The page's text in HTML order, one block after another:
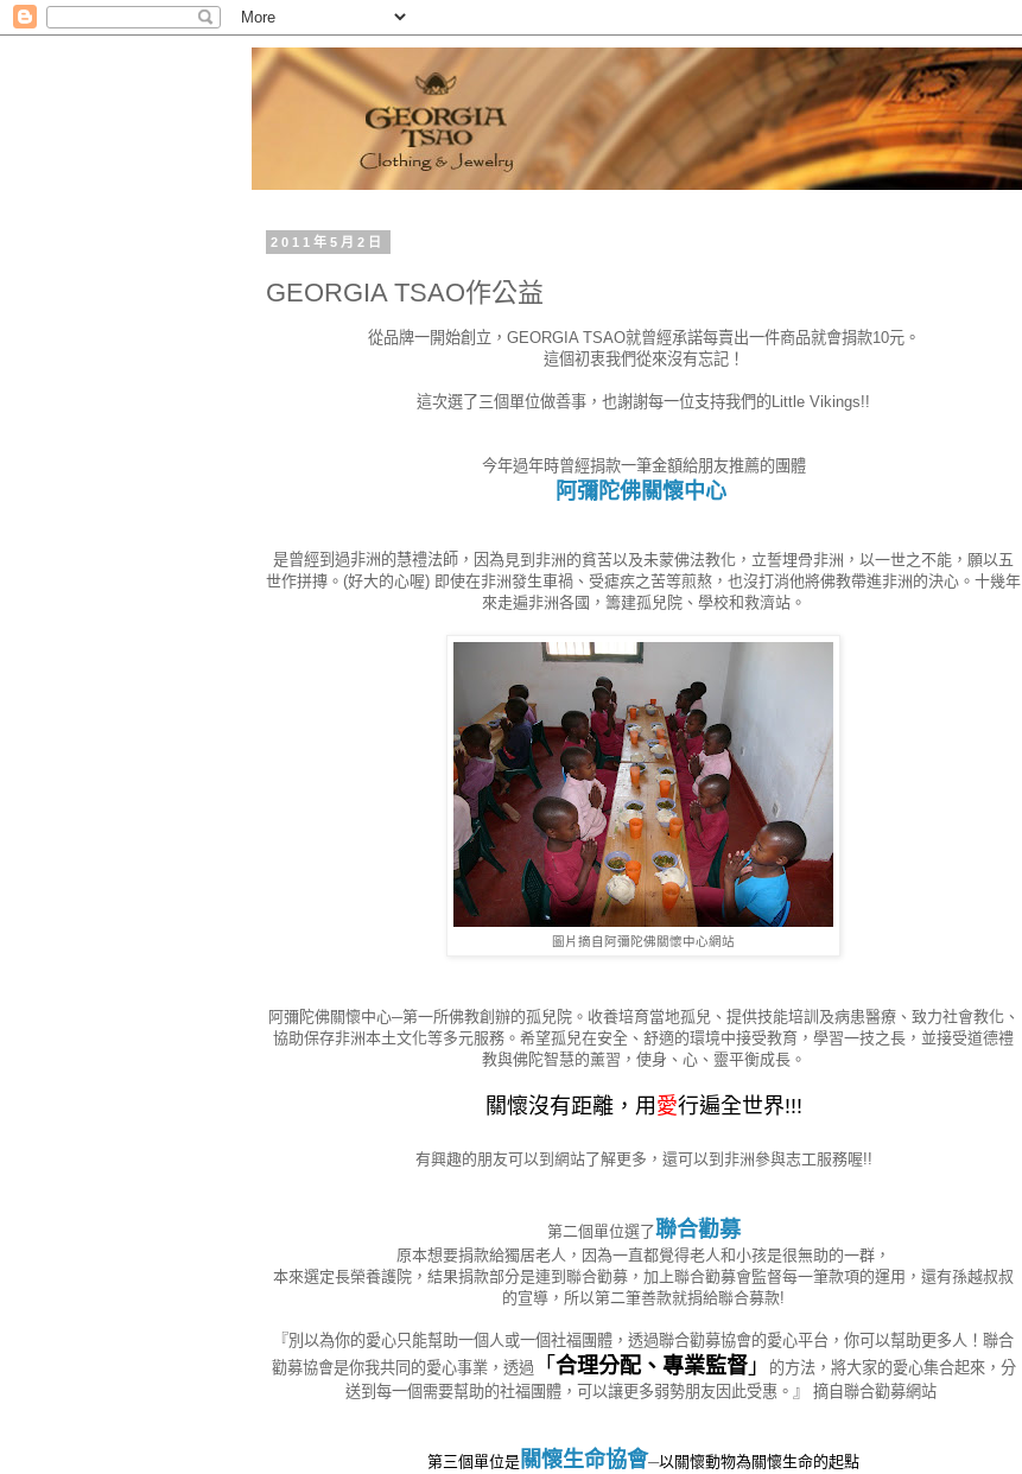
2011年5月2日
GEORGIA TSAO作公益
從品牌一開始創立，GEORGIA TSAO就曾經承諾每賣出一件商品就會捐款10元。
這個初衷我們從來沒有忘記！
這次選了三個單位做善事，也謝謝每一位支持我們的Little Vikings!!
今年過年時曾經捐款一筆金額給朋友推薦的團體
阿彌陀佛關懷中心
是曾經到過非洲的慧禮法師，因為見到非洲的貧苦以及未蒙佛法教化，立誓埋骨非洲，以一世之不能，願以五
世作拼摶。(好大的心喔) 即使在非洲發生車禍、受瘧疾之苦等煎熬，也沒打消他將佛教帶進非洲的決心。十幾年
來走遍非洲各國，籌建孤兒院、學校和救濟站。
圖片摘自阿彌陀佛關懷中心網站
阿彌陀佛關懷中心─第一所佛教創辦的孤兒院。收養培育當地孤兒、提供技能培訓及病患醫療、致力社會教化、
協助保存非洲本土文化等多元服務。希望孤兒在安全、舒適的環境中接受教育，學習一技之長，並接受道德禮
教與佛陀智慧的薰習，使身、心、靈平衡成長。
關懷沒有距離，用 愛行遍全世界!!!
有興趣的朋友可以到網站了解更多，還可以到非洲參與志工服務喔!!
第二個單位選了聯合勸募
原本想要捐款給獨居老人，因為一直都覺得老人和小孩是很無助的一群，
本來選定長榮養護院，結果捐款部分是連到聯合勸募，加上聯合勸募會監督每一筆款項的運用，還有孫越叔叔
的宣導，所以第二筆善款就捐給聯合募款!
『別以為你的愛心只能幫助一個人或一個社福團體，透過聯合勸募協會的愛心平台，你可以幫助更多人！聯合
勸募協會是你我共同的愛心事業，透過
「 合理分配、專業監督」
的方法，將大家的愛心集合起來，分
送到每一個需要幫助的社福團體，可以讓更多弱勢朋友因此受惠。』 摘自聯合勸募網站
第三個單位是 關懷生命協會─以關懷動物為關懷生命的起點